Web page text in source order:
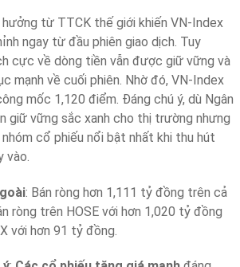
hưởng từ TTCK thế giới khiến VN-Index
ngay từ đầu phiên giao dịch. Tuy
cực về dòng tiền vẫn được giữ vững và
mạnh về cuối phiên. Nhờ đó, VN-Index
mốc 1,120 điểm. Đáng chú ý, dù Ngân
giữ vững sắc xanh cho thị trường nhưng
cổ phiếu nổi bật nhất khi thu hút
vào.
: Bán ròng hơn 1,111 tỷ đồng trên cả
ròng trên HOSE với hơn 1,020 tỷ đồng
với hơn 91 tỷ đồng.